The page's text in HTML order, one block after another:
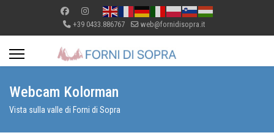
+39 0433.886767 web@fornidisopra.it
Webcam Kolorman
Vista sulla valle di Forni di Sopra